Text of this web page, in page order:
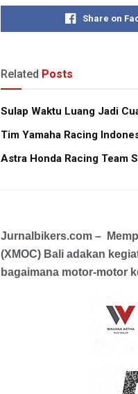
Share on
Related Posts
Sulap Waktu Luang Jadi
Tim Yamaha Racing
Astra Honda Racing Team
Jurnalbikers.com –
(XMOC) Bali adakan
bagaimana motor-motor